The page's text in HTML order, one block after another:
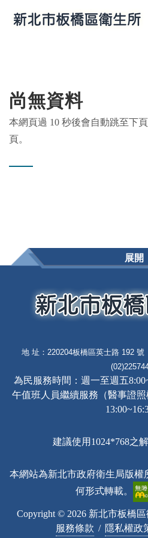
尚無資料
本網頁過 10 秒後會自動跳至下
頁。
展開
地 址：220204板橋區英士路 192
為民服務時間：週一至週五
午值班人員繼續服務（醫事證照
建議使用1024*768之
本網站為新北市政府衛生局版
何形式轉載。
Copyright © 2026 新北市板橋區
服務條款 / 隱私權政